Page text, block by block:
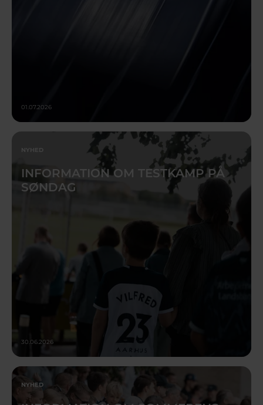
01.07.2026
NYHED
INFORMATION OM TESTKAMP PÅ
SØNDAG
30.06.2026
NYHED